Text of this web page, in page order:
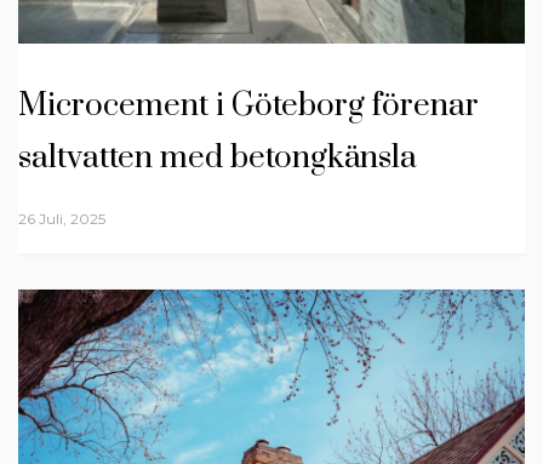
Microcement i Göteborg förenar
saltvatten med betongkänsla
26 Juli, 2025